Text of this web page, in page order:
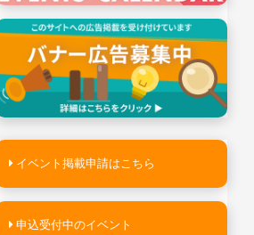
イベント掲載申請はこちら
申込受付中のイベント